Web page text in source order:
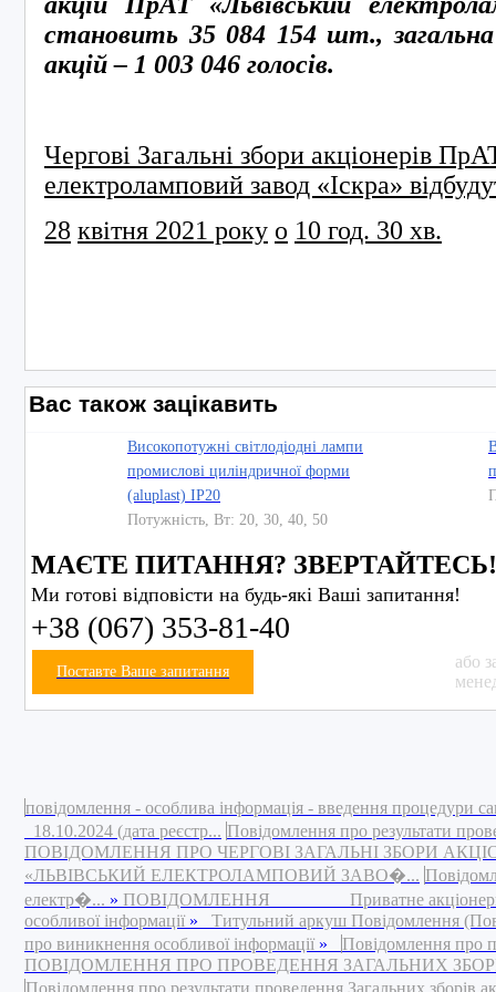
становить 35 084 154 шт., загальна
акцій – 1 003 046 голосів.
Чергові Загальні збори акціонерів
електроламповий завод «Іскра»
28 квітня 2021 року о 10 год. 30 хв.
Вас також зацікавить
Високопотужні світлодіодні лампи
промислові циліндричної форми
(aluplast) IP20
Потужність, Вт: 20, 30, 40, 50
МАЄТЕ ПИТАННЯ? ЗВЕРТАЙТЕСЬ!
Ми готові відповісти на будь-які Ваші запитання!
+38 (067) 353-81-40
Поставте Ваше запитання
або
повідомлення - особлива інформація - введення процедури
18.10.2024 (дата реєстр... Повідомлення про результати
ПОВІДОМЛЕННЯ ПРО ЧЕРГОВІ ЗАГАЛЬНІ ЗБОРИ
«ЛЬВІВСЬКИЙ ЕЛЕКТРОЛАМПОВИЙ ЗАВО�...
електр�... » ПОВІДОМЛЕННЯ Приватне акціонерне
особливої інформації »
Титульний аркуш Повідомлення
про виникнення особливої інформації »
Повідомлення про
ПОВІДОМЛЕННЯ ПРО ПРОВЕДЕННЯ ЗАГАЛЬНИХ
Повідомлення про результати проведення Загальних зборів